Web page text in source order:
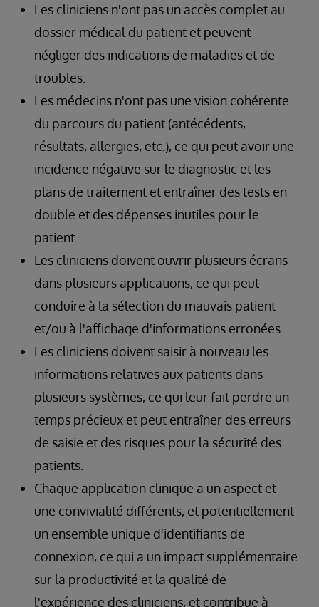
Les cliniciens n'ont pas un accès complet au
dossier médical du patient et peuvent
négliger des indications de maladies et de
troubles.
Les médecins n'ont pas une vision cohérente
du parcours du patient (antécédents,
résultats, allergies, etc.), ce qui peut avoir une
incidence négative sur le diagnostic et les
plans de traitement et entraîner des tests en
double et des dépenses inutiles pour le
patient.
Les cliniciens doivent ouvrir plusieurs écrans
dans plusieurs applications, ce qui peut
conduire à la sélection du mauvais patient
et/ou à l'affichage d'informations erronées.
Les cliniciens doivent saisir à nouveau les
informations relatives aux patients dans
plusieurs systèmes, ce qui leur fait perdre un
temps précieux et peut entraîner des erreurs
de saisie et des risques pour la sécurité des
patients.
Chaque application clinique a un aspect et
une convivialité différents, et potentiellement
un ensemble unique d'identifiants de
connexion, ce qui a un impact supplémentaire
sur la productivité et la qualité de
l'expérience des cliniciens, et contribue à